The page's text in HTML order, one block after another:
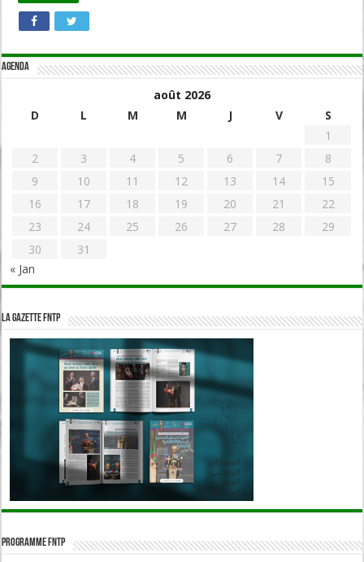
Agenda
août 2026
D
L M M J V
S
1
2
3 4 5 6 7
8
9
10 11 12 13 14
15
16
17 18 19 20 21
22
23
24 25 26 27 28
29
30
31
« Jan
La Gazette FNTP
Programme FNTP